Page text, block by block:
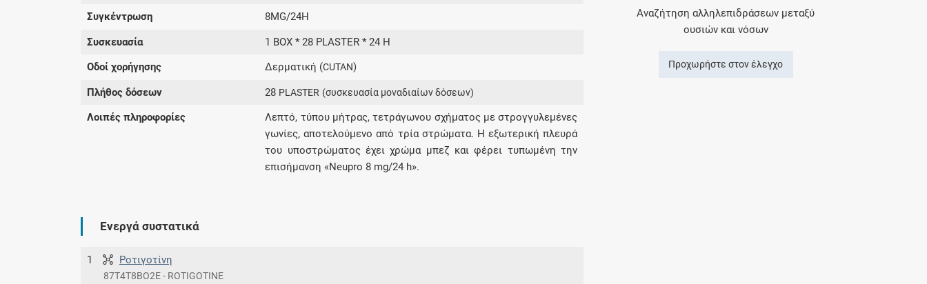
πορείας του Galinos.gr από το 2011 μέχρι
Συγκέντρωση 8MG/24H
Συσκευασία 1 BOX * 28 PLASTER * 24 H
Οδοί χορήγησης Δερματική (CUTAN)
Πλήθος δόσεων 28 PLASTER (συσκευασία μοναδιαίων δόσεων)
Λοιπές πληροφορίες
Λεπτό, τύπου μήτρας, τετράγωνου σχήματος με στρογγυλεμένες
γωνίες, αποτελούμενο από τρία στρώματα. Η εξωτερική πλευρά
του υποστρώματος έχει χρώμα μπεζ και φέρει τυπωμένη την
επισήμανση «Neupro 8 mg/24 h».
Αναζήτηση αλληλεπιδράσεων μεταξύ
ουσιών και νόσων
Προχωρήστε στον έλεγχο
Ενεργά συστατικά
1 Ροτιγοτίνη
87T4T8BO2E - ROTIGOTINE